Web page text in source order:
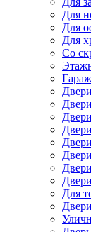
Для
Для
Для
Со
Для